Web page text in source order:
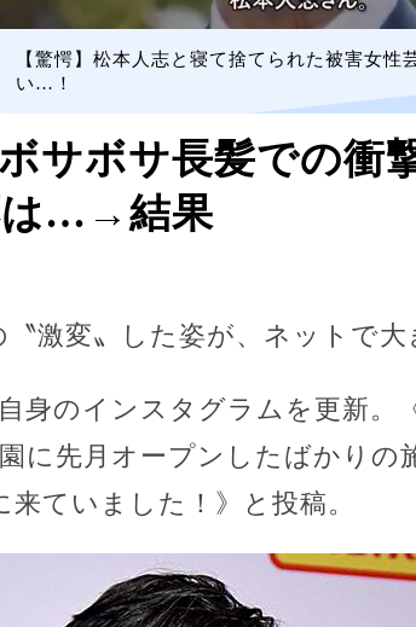
【驚愕】松本人志と寝て捨てられた被害女性
い…！
サボサ長髪での衝
は…→結果
激変〟した姿が、ネットで大
身のインスタグラムを更新。
に先月オープンしたばかりの
ていました！》と投稿。